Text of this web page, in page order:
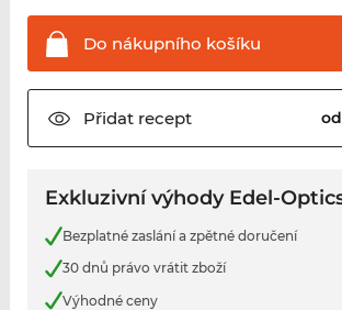
Do nákupního košíku
Přidatrecept
Exkluzivní výhody Edel-
Bezplatné zaslání a zpětné doručení
30 dnů právo vrátit zboží
Výhodné ceny